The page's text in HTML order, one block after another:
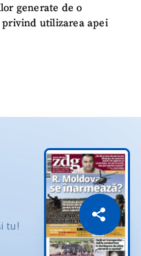
Copiază Link
generate de o
utilizarea apei
tu!
Citește articolul